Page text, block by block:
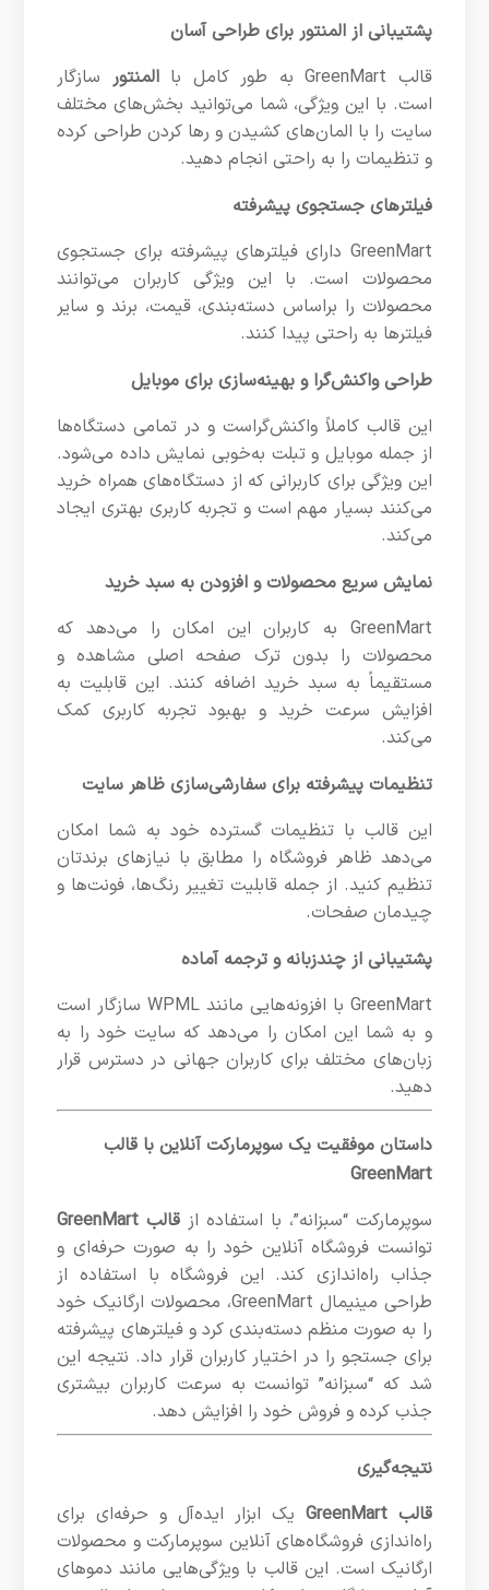
پشتیبانی از المنتور برای طراحی آسان
قالب GreenMart به طور کامل با
المنتور سازگار
است. با این ویژگی، شما می‌توانید بخش‌های مختلف
سایت را با المان‌های کشیدن و رها کردن طراحی کرده
و تنظیمات را به راحتی انجام دهید.
فیلترهای جستجوی پیشرفته
GreenMart دارای فیلترهای پیشرفته برای جستجوی
محصولات است. با این ویژگی کاربران می‌توانند
محصولات را براساس دسته‌بندی، قیمت، برند و سایر
فیلترها به راحتی پیدا کنند.
طراحی واکنش‌گرا و بهینه‌سازی برای موبایل
این قالب کاملاً واکنش‌گراست و در تمامی دستگاه‌ها
از جمله موبایل و تبلت به‌خوبی نمایش داده می‌شود.
این ویژگی برای کاربرانی که از دستگاه‌های همراه خرید
می‌کنند بسیار مهم است و تجربه کاربری بهتری ایجاد
می‌کند.
نمایش سریع محصولات و افزودن به سبد خرید
GreenMart به کاربران این امکان را می‌دهد که
محصولات را بدون ترک صفحه اصلی مشاهده و
مستقیماً به سبد خرید اضافه کنند. این قابلیت به
افزایش سرعت خرید و بهبود تجربه کاربری کمک
می‌کند.
تنظیمات پیشرفته برای سفارشی‌سازی ظاهر سایت
این قالب با تنظیمات گسترده خود به شما امکان
می‌دهد ظاهر فروشگاه را مطابق با نیازهای برندتان
تنظیم کنید. از جمله قابلیت تغییر رنگ‌ها، فونت‌ها و
چیدمان صفحات.
پشتیبانی از چندزبانه و ترجمه آماده
GreenMart با افزونه‌هایی مانند WPML سازگار است
و به شما این امکان را می‌دهد که سایت خود را به
زبان‌های مختلف برای کاربران جهانی در دسترس قرار
دهید.
داستان موفقیت یک سوپرمارکت آنلاین با قالب
GreenMart
سوپرمارکت “سبزانه”، با استفاده از قالب GreenMart
توانست فروشگاه آنلاین خود را به صورت حرفه‌ای و
جذاب راه‌اندازی کند. این فروشگاه با استفاده از
طراحی مینیمال GreenMart، محصولات ارگانیک خود
را به صورت منظم دسته‌بندی کرد و فیلترهای پیشرفته
برای جستجو را در اختیار کاربران قرار داد. نتیجه این
شد که “سبزانه” توانست به سرعت کاربران بیشتری
جذب کرده و فروش خود را افزایش دهد.
نتیجه‌گیری
قالب GreenMart
یک ابزار ایده‌آل و حرفه‌ای برای
راه‌اندازی فروشگاه‌های آنلاین سوپرمارکت و محصولات
ارگانیک است. این قالب با ویژگی‌هایی مانند دموهای